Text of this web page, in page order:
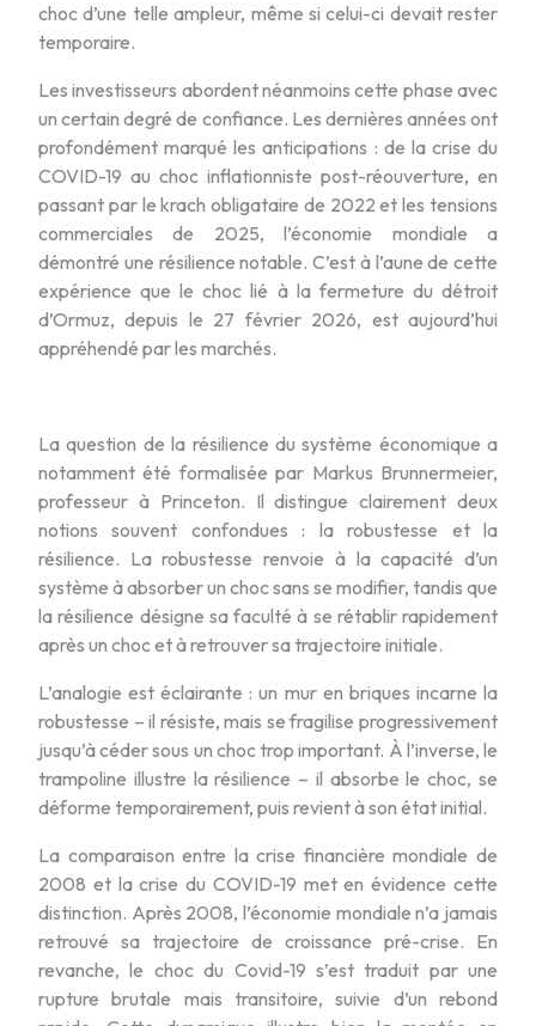
choc d’une telle ampleur, même si celui-ci devait rester
temporaire.
Les investisseurs abordent néanmoins cette phase avec
un certain degré de confiance. Les dernières années ont
profondément marqué les anticipations : de la crise du
COVID-19 au choc inflationniste post-réouverture, en
passant par le krach obligataire de 2022 et les tensions
commerciales de 2025, l’économie mondiale a
démontré une résilience notable. C’est à l’aune de cette
expérience que le choc lié à la fermeture du détroit
d’Ormuz, depuis le 27 février 2026, est aujourd’hui
appréhendé par les marchés.
La question de la résilience du système économique a
notamment été formalisée par Markus Brunnermeier,
professeur à Princeton. Il distingue clairement deux
notions souvent confondues : la robustesse et la
résilience. La robustesse renvoie à la capacité d’un
système à absorber un choc sans se modifier, tandis que
la résilience désigne sa faculté à se rétablir rapidement
après un choc et à retrouver sa trajectoire initiale.
L’analogie est éclairante : un mur en briques incarne la
robustesse – il résiste, mais se fragilise progressivement
jusqu’à céder sous un choc trop important. À l’inverse, le
trampoline illustre la résilience – il absorbe le choc, se
déforme temporairement, puis revient à son état initial.
La comparaison entre la crise financière mondiale de
2008 et la crise du COVID-19 met en évidence cette
distinction. Après 2008, l’économie mondiale n’a jamais
retrouvé sa trajectoire de croissance pré-crise. En
revanche, le choc du Covid-19 s’est traduit par une
rupture brutale mais transitoire, suivie d’un rebond